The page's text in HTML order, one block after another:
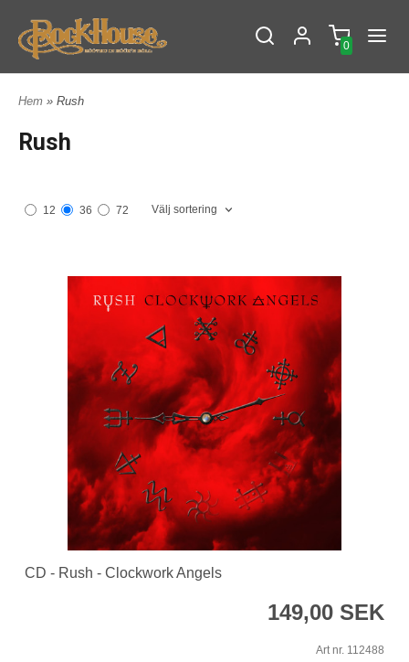
0
Hem » Rush
Rush
12 36 72 Välj sortering
CD - Rush - Clockwork Angels
149,00 SEK
Art nr. 112488